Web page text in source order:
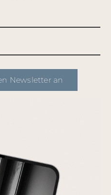
Newsletter an